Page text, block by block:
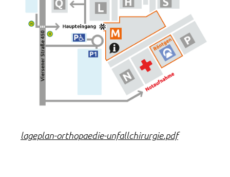
lageplan-orthopaedie-unfallchirurgie.pdf